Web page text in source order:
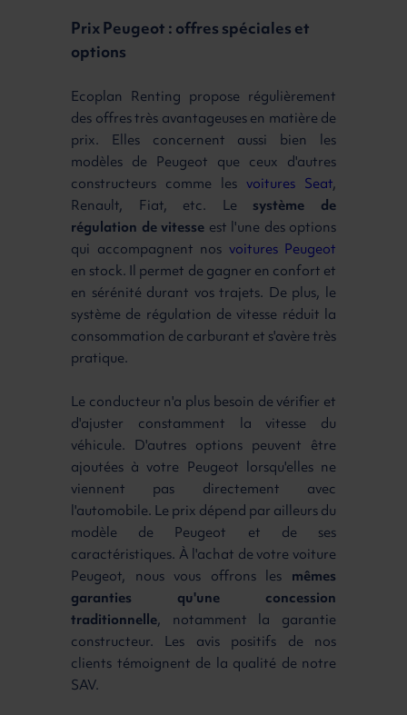
Prix Peugeot : offres spéciales et
options
Ecoplan Renting propose régulièrement
des offres très avantageuses en matière de
prix. Elles concernent aussi bien les
modèles de Peugeot que ceux d'autres
constructeurs comme les voitures Seat,
Renault, Fiat, etc. Le système de
régulation de vitesseest l'une des options
qui accompagnent nos voitures Peugeot
en stock. Il permet de gagner en confort et
en sérénité durant vos trajets. De plus, le
système de régulation de vitesse réduit la
consommation de carburant et s'avère très
pratique.
Le conducteur n'a plus besoin de vérifier et
d'ajuster constamment la vitesse du
véhicule. D'autres options peuvent être
ajoutées à votre Peugeot lorsqu'elles ne
viennent pas directement avec
l'automobile. Le prix dépend par ailleurs du
modèle de Peugeot et de ses
caractéristiques. À l'achat de votre voiture
Peugeot, nous vous offrons les mêmes
garanties qu'une concession
traditionnelle, notamment la garantie
constructeur. Les avis positifs de nos
clients témoignent de la qualité de notre
SAV.